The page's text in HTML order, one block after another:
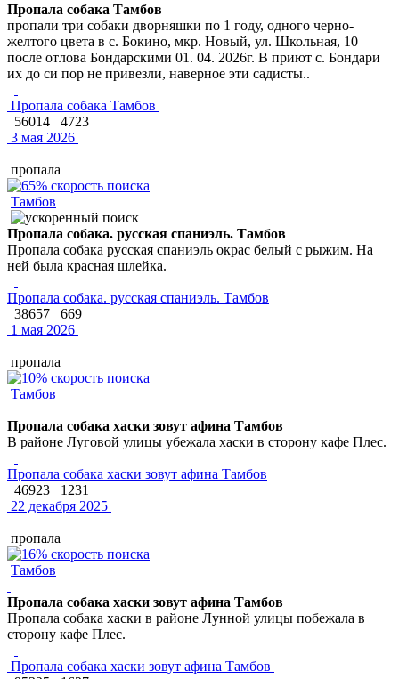
Пропала собака Тамбов
пропали три собаки дворняшки по 1 году, одного черно-
желтого цвета в с. Бокино, мкр. Новый, ул. Школьная, 10
после отлова Бондарскими 01. 04. 2026г. В приют с. Бондари
их до си пор не привезли, наверное эти садисты..
Пропала собака Тамбов
56014
4723
3 мая 2026
пропала
Тамбов
Пропала собака. русская спаниэль. Тамбов
Пропала собака русская спаниэль окрас белый с рыжим. На
ней была красная шлейка.
Пропала собака. русская спаниэль. Тамбов
38657
669
1 мая 2026
пропала
Тамбов
Пропала собака хаски зовут афина Тамбов
В районе Луговой улицы убежала хаски в сторону кафе Плес.
Пропала собака хаски зовут афина Тамбов
46923
1231
22 декабря 2025
пропала
Тамбов
Пропала собака хаски зовут афина Тамбов
Пропала собака хаски в районе Лунной улицы побежала в
сторону кафе Плес.
Пропала собака хаски зовут афина Тамбов